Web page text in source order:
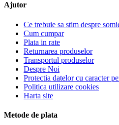
Ajutor
Ce trebuie sa stim despre
Cum cumpar
Plata in rate
Returnarea produselor
Transportul produselor
Despre Noi
Protectia datelor cu caracter
Politica utilizare cookies
Harta site
Metode de plata